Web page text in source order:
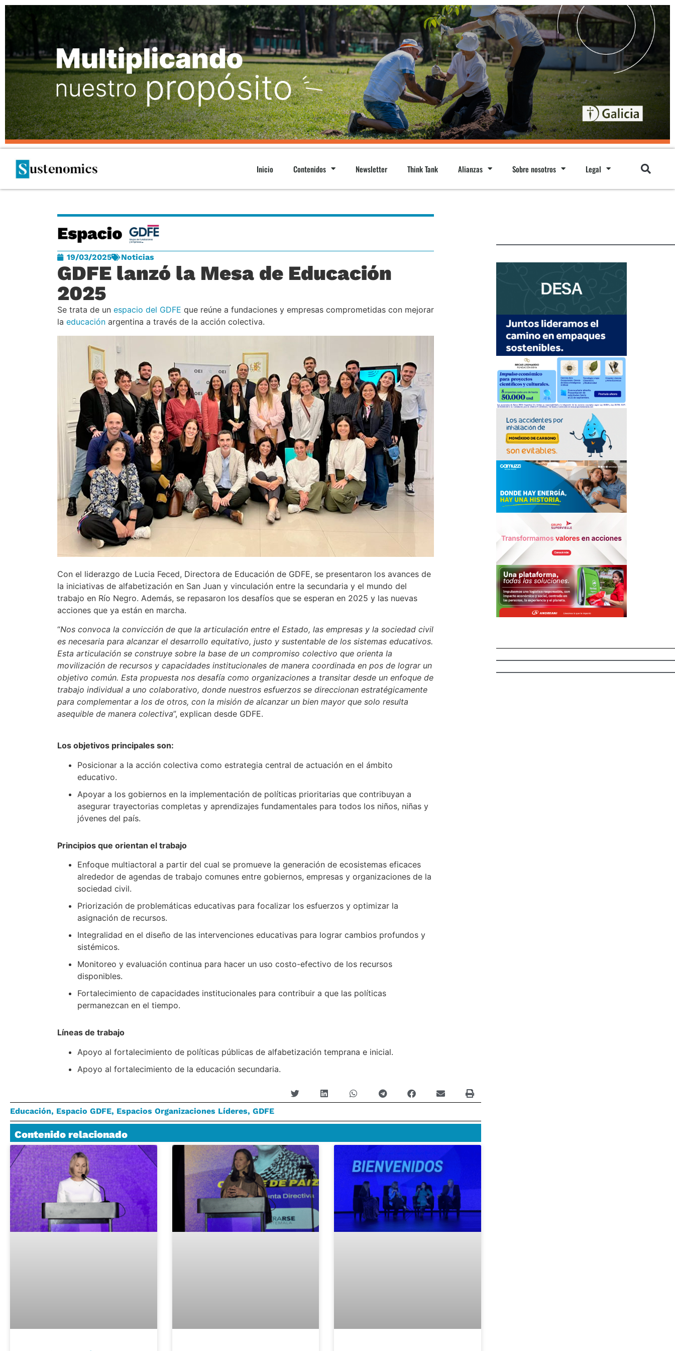
Inicio Contenidos Newsletter Think Tank Alianzas Sobre nosotros Legal
19/03/2025 Noticias
GDFE lanzó la Mesa de Educación
2025
Se trata de unespacio del GDFE que reúne a fundaciones y empresas comprometidas con mejorar
laeducación argentina a través de la acción colectiva.
Con el liderazgo de Lucia Feced, Directora de Educación de GDFE, se presentaron los avances de
la iniciativas de alfabetización en San Juan y vinculación entre la secundaria y el mundo del
trabajo en Río Negro. Además, se repasaron los desafíos que se esperan en 2025 y las nuevas
acciones que ya están en marcha.
“Nos convoca la convicción de que la articulación entre el Estado, las empresas y la sociedad civil
es necesaria para alcanzar el desarrollo equitativo, justo y sustentable de los sistemas educativos.
Esta articulación se construye sobre la base de un compromiso colectivo que orienta la
movilización de recursos y capacidades institucionales de manera coordinada en pos de lograr un
objetivo común. Esta propuesta nos desafía como organizaciones a transitar desde un enfoque de
trabajo individual a uno colaborativo, donde nuestros esfuerzos se direccionan estratégicamente
para complementar a los de otros, con la misión de alcanzar un bien mayor que solo resulta
asequible de manera colectiva”, explican desde GDFE.
Los objetivos principales son:
Posicionar a la acción colectiva como estrategia central de actuación en el ámbito
educativo.
Apoyar a los gobiernos en la implementación de políticas prioritarias que contribuyan a
asegurar trayectorias completas y aprendizajes fundamentales para todos los niños, niñas y
jóvenes del país.
Principios que orientan el trabajo
Enfoque multiactoral a partir del cual se promueve la generación de ecosistemas eficaces
alrededor de agendas de trabajo comunes entre gobiernos, empresas y organizaciones de la
sociedad civil.
Priorización de problemáticas educativas para focalizar los esfuerzos y optimizar la
asignación de recursos.
Integralidad en el diseño de las intervenciones educativas para lograr cambios profundos y
sistémicos.
Monitoreo y evaluación continua para hacer un uso costo-efectivo de los recursos
disponibles.
Fortalecimiento de capacidades institucionales para contribuir a que las políticas
permanezcan en el tiempo.
Líneas de trabajo
Apoyo al fortalecimiento de políticas públicas de alfabetización temprana e inicial.
Apoyo al fortalecimiento de la educación secundaria.
Educación, Espacio GDFE, Espacios Organizaciones Líderes, GDFE
Contenido relacionado